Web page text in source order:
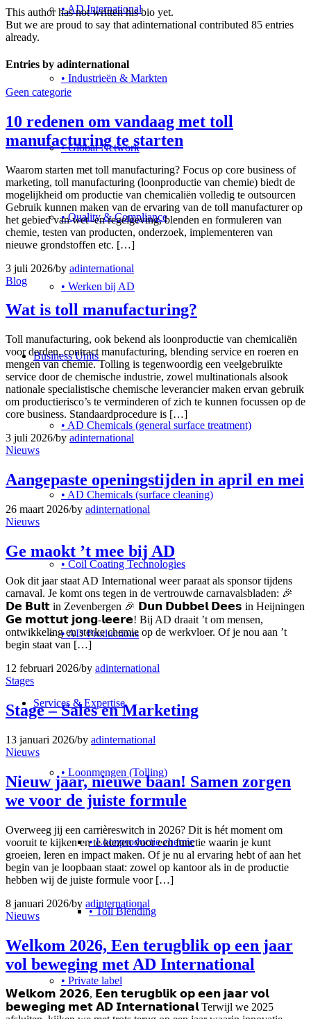
• AD International
• Industrieën & Markten
• Global Network
• Quality & Compliance
• Werken bij AD
Business Units
• AD Chemicals (general surface treatment)
• AD Chemicals (surface cleaning)
• Coil Coating Technologies
• AD Productions
Services & Expertise
• Loonmengen (Tolling)
• Loonproductie chemie
• Toll Blending
• Private label
This author has not written his bio yet.
But we are proud to say that adinternational contributed 85 entries
already.
Entries by adinternational
Geen categorie
10 redenen om vandaag met toll
manufacturing te starten
Waarom starten met toll manufacturing? Focus op core business of
marketing, toll manufacturing (loonproductie van chemie) biedt de
mogelijkheid om productie van chemicaliën volledig te outsourcen
Gebruik kunnen maken van de ervaring van de toll manufacturer op
het gebied van wet -en regelgeving, blenden en formuleren van
chemie, testen van producten, onderzoek, implementeren van
nieuwe grondstoffen etc. […]
3 juli 2026/by adinternational
Blog
Wat is toll manufacturing?
Toll manufacturing, ook bekend als loonproductie van chemicaliën
voor derden, contract manufacturing, blending service en roeren en
mengen van chemie. Tolling is tegenwoordig een veelgebruikte
service door de chemische industrie, zowel multinationals alsook
nationale specialistische chemische leverancier maken ervan gebruik
om productierisco’s te verminderen of zich te kunnen focussen op de
core business. Standaardprocedure is […]
3 juli 2026/by adinternational
Nieuws
Aangepaste openingstijden in april en mei
26 maart 2026/by adinternational
Nieuws
Ge maokt ’t mee bij AD
Ook dit jaar staat AD International weer paraat als sponsor tijdens
carnaval. Je komt ons tegen in de vertrouwde carnavalsbladen: 🎉
𝗗𝗲 𝗕𝘂𝗹𝘁 in Zevenbergen 🎉 𝗗𝘂𝗻 𝗗𝘂𝗯𝗯𝗲𝗹 𝗗𝗲𝗲𝘀 in Heijningen
𝗚𝗲 𝗺𝗼𝘁𝘁𝘂𝘁 𝗷𝗼𝗻𝗴-𝗹𝗲𝗲𝗿𝗲! Bij AD draait ’t om mensen,
ontwikkeling en sterke chemie op de werkvloer. Of je nou aan ’t
begin staat van […]
12 februari 2026/by adinternational
Stages
Stage – Sales en Marketing
13 januari 2026/by adinternational
Nieuws
Nieuw jaar, nieuwe baan! Samen zorgen
we voor de juiste formule
Overweeg jij een carrièreswitch in 2026? Dit is hét moment om
vooruit te kijken en te kiezen voor een functie waarin je kunt
groeien, leren en impact maken. Of je nu al ervaring hebt of aan het
begin van je loopbaan staat: zowel op kantoor als in de productie
hebben wij de juiste formule voor […]
8 januari 2026/by adinternational
Nieuws
Welkom 2026, Een terugblik op een jaar
vol beweging met AD International
𝗪𝗲𝗹𝗸𝗼𝗺 𝟮𝟬𝟮𝟲, 𝗘𝗲𝗻 𝘁𝗲𝗿𝘂𝗴𝗯𝗹𝗶𝗸 𝗼𝗽 𝗲𝗲𝗻 𝗷𝗮𝗮𝗿 𝘃𝗼𝗹
𝗯𝗲𝘄𝗲𝗴𝗶𝗻𝗴 𝗺𝗲𝘁 𝗔𝗗 𝗜𝗻𝘁𝗲𝗿𝗻𝗮𝘁𝗶𝗼𝗻𝗮𝗹 Terwijl we 2025